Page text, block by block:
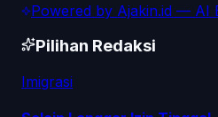
Powered by Ajakin.id — AI
Pilihan Redaksi
Imigrasi